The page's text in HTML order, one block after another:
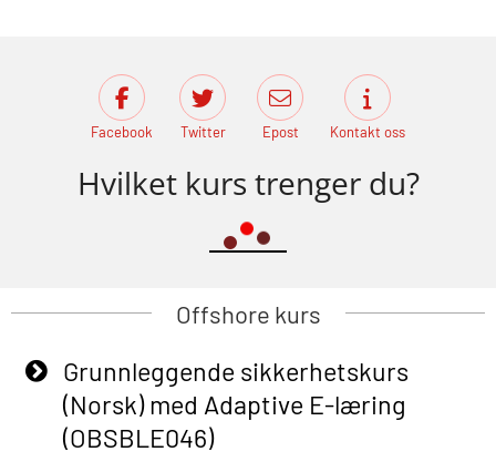
Facebook Twitter Epost Kontakt oss
Hvilket kurs trenger du?
Offshore kurs
Grunnleggende sikkerhetskurs
(Norsk) med Adaptive E-læring
(OBSBLE046)